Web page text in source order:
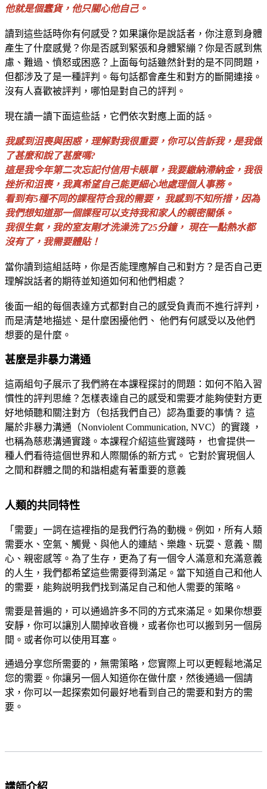
他就是個蠢貨，他只關心他自己。
讀到這些話時你有何感受？如果讓你是說話者，你注意到身體
產生了什麼感覺？你是否感到緊張和身體緊繃？你是否感到焦
慮、難過、憤怒或困惑？上面每句話雖然針對的是不同問題，
但都涉及了是一種評判。每句話都會產生和對方的斷開連接。
沒有人喜歡被評判，哪怕是對自己的評判。
現在讀一讀下面這些話，它們依次對應上面的話。
我感到沮喪與困惑，理解對我很重要，你可以告訴我，是我做
了甚麼和說了甚麼嗎?
這是我今年第二次忘記付信用卡賬單，我要繳納滯納金，我很
挫折和沮喪，我真希望自己能更細心地處理個人事務。
看到有5種不同的課程符合我的需要， 我感到不知所措，因為
我們想知道那一個課程可以支持我和家人的親密關係。
我很生氣，我的室友剛才洗澡洗了25分鐘， 現在一點熱水都
沒有了，我需要體貼！
當你讀到這組話時，你是否能理應解自己和對方？是否自己更
理解說話者的期待並知道如何和他們相處？
後面一組的每個表達方式都對自己的感受負責而不進行評判，
而是清楚地描述、是什麼困擾他們、 他們有何感受以及他們
想要的是什麼。
甚麼是非暴力溝通
這兩組句子展示了我們將在本課程探討的問題：如何不陷入習
慣性的評判思維？怎樣表達自己的感受和需要才能夠使對方更
好地傾聽和關注對方（包括我們自己）認為重要的事情？ 這
屬於非暴力溝通（Nonviolent Communication, NVC）的實踐 ，
也稱為慈悲溝通實踐。本課程介紹這些實踐時， 也會提供一
種人們看待這個世界和人際關係的新方式。 它對於實現個人
之間和群體之間的和諧相處有著重要的意義
人類的共同特性
「需要」一詞在這裡指的是我們行為的動機。例如，所有人類
需要水、空氣、觸覺、與他人的連結、樂趣、玩耍、意義、關
心、親密感等。為了生存，更為了有一個令人滿意和充滿意義
的人生，我們都希望這些需要得到滿足。當下知道自己和他人
的需要，能夠説明我們找到滿足自己和他人需要的策略。
需要是普遍的，可以通過許多不同的方式來滿足。 如果你想要
安靜，你可以讓別人關掉收音機，或者你也可以搬到另一個房
間。 或者你可以使用耳塞。
通過分享您所需要的，無需策略，您實際上可以更輕鬆地滿足
您的需要。 你讓另一個人知道你在做什麼，然後通過一個請
求，你可以一起探索如何最好地看到自己的需要和對方的需
要。